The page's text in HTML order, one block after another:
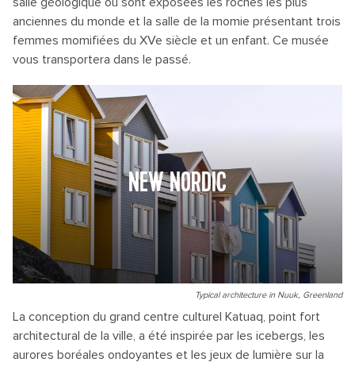
anciennes du monde et la salle de la momie présentant trois
femmes momifiées du XVe siècle et un enfant. Ce musée
vous transportera dans le passé.
NEW NORDIC
Typical architecture in Nuuk, Greenland
La conception du grand centre culturel Katuaq, point fort
architectural de la ville, a été inspirée par les icebergs, les
aurores boréales ondoyantes et les jeux de lumière sur la